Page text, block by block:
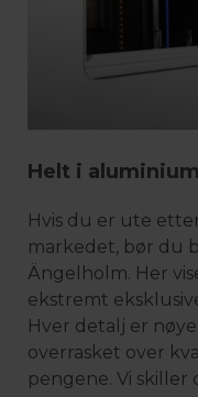
Helt i aluminium
Hvis du er ute
markedet, bør du
Ängelholm. Her
ekstremt
Hver detalj er
overrasket over
pengene. Vi